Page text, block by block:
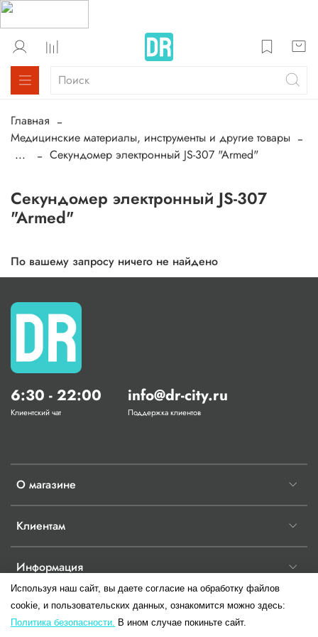
Главная
Медицинские материалы, инструменты и другие товары
...
Секундомер электронный JS-307 "Armed"
Секундомер электронный JS-307
"Armed"
По вашему запросу ничего не найдено
О магазине
Клиентам
Информация
6:30 - 22:00
Клиентский чат
info@dr-city.ru
Поддержка клиентов
Используя наш сайт, вы даете согласие на обработку файлов
cookie, и пользовательских данных, ознакомится можно здесь:
Политика безопасности. В ином случае покиньте сайт.